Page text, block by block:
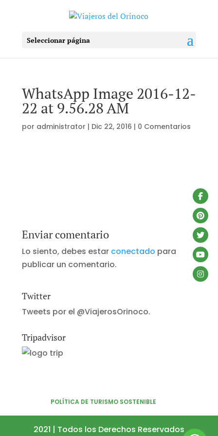
Seleccionar página
WhatsApp Image 2016-12-
22 at 9.56.28 AM
por administrator | Dic 22, 2016 | 0 Comentarios
Enviar comentario
Lo siento, debes estar conectado para
publicar un comentario.
Twitter
Tweets por el @ViajerosOrinoco.
Tripadvisor
POLÍTICA DE TURISMO SOSTENIBLE
2021 | Todos los Derechos Reservados